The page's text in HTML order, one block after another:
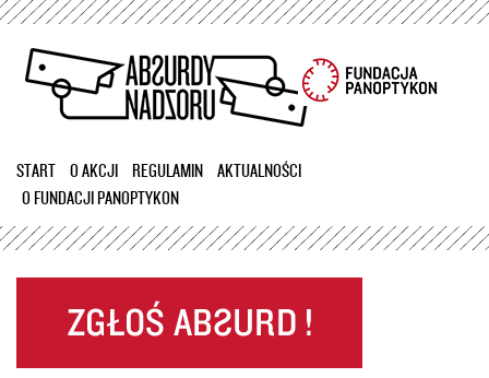
Przejdź
treści
START O AKCJI REGULAMIN
AKTUALNOŚCI
O FUNDACJI PANOPTYKON